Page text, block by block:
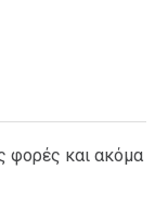
φορές και ακόμα